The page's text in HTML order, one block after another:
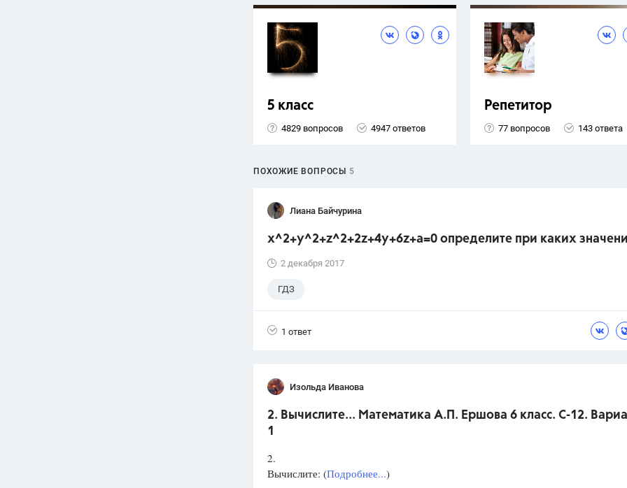
5 класс
4829 вопросов 4947 ответов
Репетитор
77 вопросов 143 ответа
ПОХОЖИЕ ВОПРОСЫ 5
Лиана Байчурина
x^2+y^2+z^2+2z+4y+6z+a=0 определите при каких
2 декабря 2017
ГДЗ
1 ответ
Изольда Иванова
2. Вычислите... Математика А.П. Ершова 6 класс. С-12.
1
2.
Вычислите: (Подробнее...)